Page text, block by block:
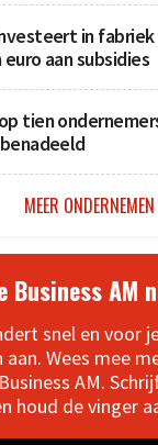
in fabriek
aan subsidies
tien
MEER ONDERNEMEN
Business AM
snel en voor
Wees mee
AM.
houd de vinger